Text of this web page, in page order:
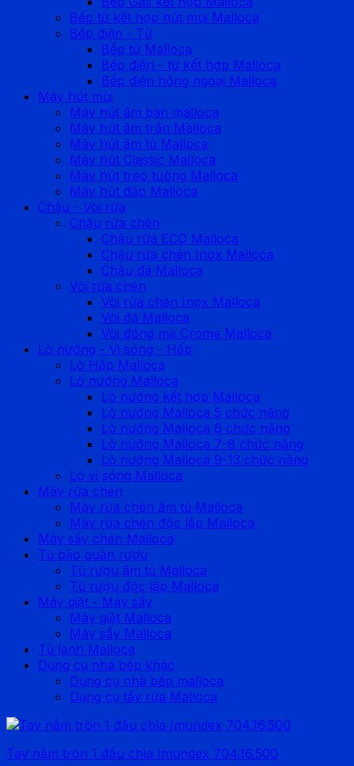
Bếp từ kết hợp hút mùi Malloca
Bếp điện - Từ
Bếp từ Malloca
Bếp điện - từ kết hợp Malloca
Bếp điện hồng ngoại Malloca
Máy hút mùi
Máy hút âm bàn malloca
Máy hút âm trần Malloca
Máy hút âm tủ Malloca
Máy hút Classic Malloca
Máy hút treo tường Malloca
Máy hút đảo Malloca
Chậu - Vòi rửa
Chậu rửa chén
Chậu rửa ECO Malloca
Chậu rửa chén Inox Malloca
Chậu đá Malloca
Vòi rửa chén
Vòi rửa chén Inox Malloca
Vòi đá Malloca
Vòi đồng mạ Crome Malloca
Lò nướng - Vi sóng - Hấp
Lò Hấp Malloca
Lò nướng Malloca
Lò nướng kết hợp Malloca
Lò nướng Malloca 5 chức năng
Lò nướng Malloca 6 chức năng
Lò nướng Malloca 7-8 chức năng
Lò nướng Malloca 9-13 chức năng
Lò vi sóng Malloca
Máy rửa chén
Máy rửa chén âm tủ Malloca
Máy rửa chén độc lập Malloca
Máy sấy chén Malloca
Tủ bảo quản rượu
Tủ rượu âm tủ Malloca
Tủ rượu độc lập Malloca
Máy giặt - Máy sấy
Máy giặt Malloca
Máy sấy Malloca
Tủ lạnh Malloca
Dụng cụ nhà bếp khác
Dụng cụ nhà bếp malloca
Dụng cụ tẩy rửa Malloca
Tay nắm tròn 1 đầu chìa Imundex 704.16.500